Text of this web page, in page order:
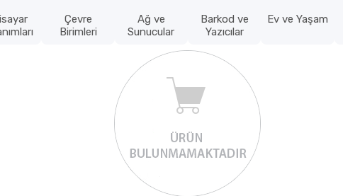
Çevre
Birimleri
Ağ ve
Sunucular
Barkod ve
Yazıcılar
Ev ve Yaşam